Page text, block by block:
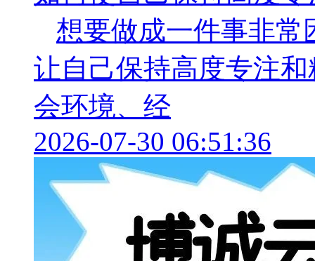
想要做成一件事非常
让自己保持高度专注
会环境、经
2026-07-30 06:51:36